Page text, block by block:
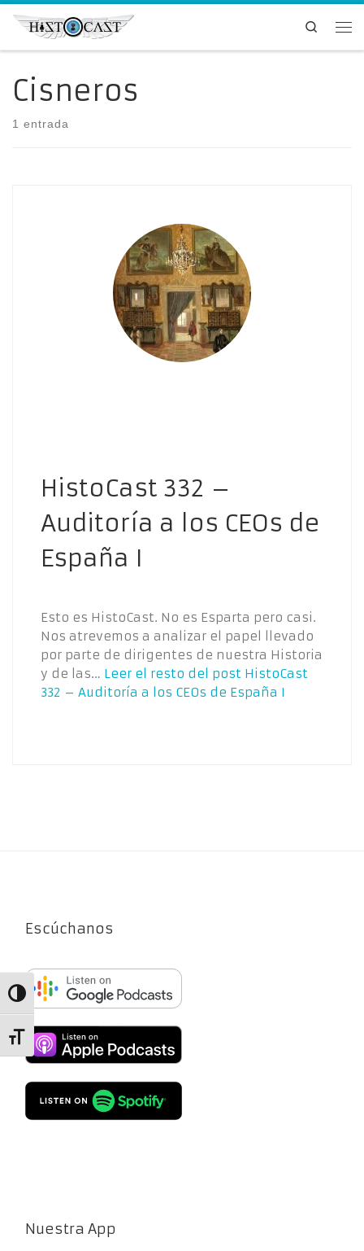
Alternar alto contraste
Alternar tamaño de letra
Saltar al contenido
Search
Cisneros
1 entrada
HistoCast 332 –
Auditoría a los CEOs de
España I
Esto es HistoCast. No es Esparta pero casi.
Nos atrevemos a analizar el papel llevado
por parte de dirigentes de nuestra Historia
y de las… Leer el resto del post HistoCast
332 – Auditoría a los CEOs de España I
Escúchanos
Nuestra App